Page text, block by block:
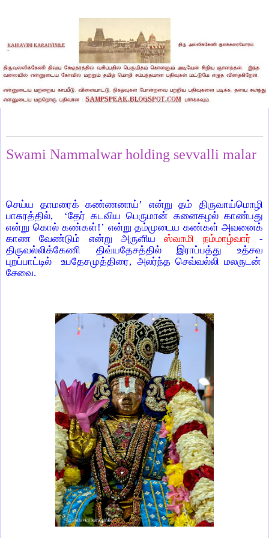
Swami Nammalwar holding sevvalli malar
செய்ய தாமரைக் கண்ணனாய்’ என்று தம் திருவாய்மொழி
பாசுரத்தில்,
‘தேர் கடவிய பெருமான் கனைகழல் காண்பது
என்று கொல் கண்கள்!’ என்று தம்முடைய கண்கள் அவனைக்
காண வேண்டும் என்று அருளியஸ்வாமி நம்மாழ்வார் -
திருவல்லிக்கேணி திவ்யதேசத்தில் இராப்பத்து உத்சவ
புறப்பாட்டில்
உபதேசமுத்திரை, அலர்ந்த செவ்வல்லி மலருடன்
சேவை.